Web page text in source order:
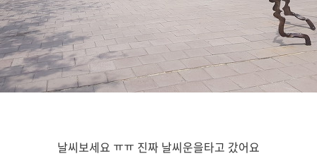
날씨보세요 ㅠㅠ 진짜 날씨운을타고 갔어요